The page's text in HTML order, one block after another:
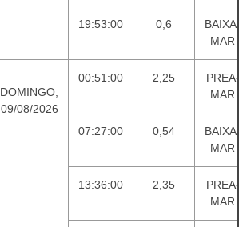
19:53:00 0,6
BAIXA-
MAR
DOMINGO,
09/08/2026
00:51:00 2,25
PREA-
MAR
07:27:00 0,54
BAIXA-
MAR
13:36:00 2,35
PREA-
MAR